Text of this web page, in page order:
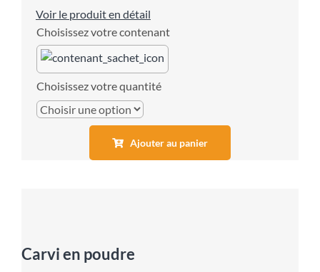
Voir le produit en détail
contenant
quantité
Ajouter au panier
Carvi en poudre